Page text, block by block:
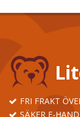
FRI FRAKT
SÄKER E-